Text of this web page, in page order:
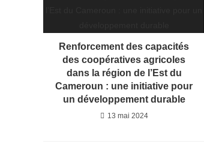
Renforcement des capacités
des coopératives agricoles
dans la région de l’Est du
Cameroun : une initiative pour
un développement durable
13 mai 2024